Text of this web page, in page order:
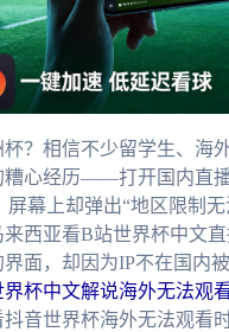
？相信不少留学生、海
糟心经历——打开国内直
幕上却弹出“地区限制无
西亚看B站世界杯中文
面，却因为IP不在国内被
杯中文解说海外无法观
音世界杯海外无法观看时